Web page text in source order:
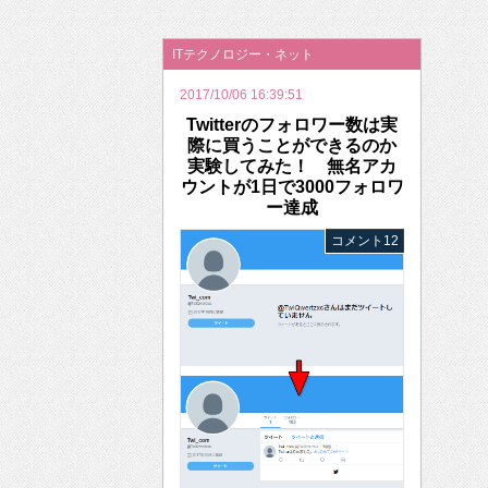
ITテクノロジー・ネット
2017/10/06 16:39:51
Twitterのフォロワー数は実
際に買うことができるのか
実験してみた！ 無名アカ
ウントが1日で3000フォロワ
ー達成
コメント12